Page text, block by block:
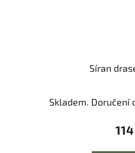
Síran
Skladem. Doručení